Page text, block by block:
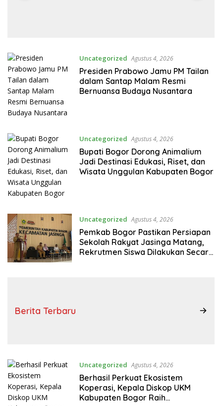
Uncategorized Agustus 4, 2026
Presiden Prabowo Jamu PM Tailan
dalam Santap Malam Resmi
Bernuansa Budaya Nusantara
Uncategorized Agustus 4, 2026
Bupati Bogor Dorong Animalium
Jadi Destinasi Edukasi, Riset, dan
Wisata Unggulan Kabupaten Bogor
Uncategorized Agustus 4, 2026
Pemkab Bogor Pastikan Persiapan
Sekolah Rakyat Jasinga Matang,
Rekrutmen Siswa Dilakukan Secara
Berita Terbaru
Uncategorized Agustus 4, 2026
Berhasil Perkuat Ekosistem
Koperasi, Kepala Diskop UKM
Kabupaten Bogor Raih